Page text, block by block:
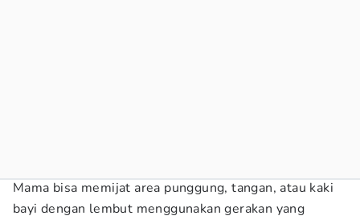
Mama bisa memijat area punggung, tangan, atau kaki
bayi dengan lembut menggunakan gerakan yang